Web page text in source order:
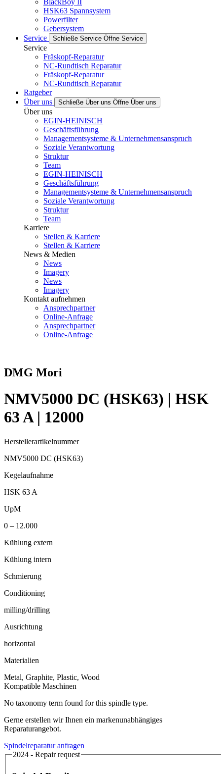
HSK63 Spannsystem
Powerfilter
Gebersystem
Service
Schließe Service Öffne Service
Service
Fräskopf-Reparatur
NC-Rundtisch Reparatur
Fräskopf-Reparatur
NC-Rundtisch Reparatur
Ratgeber
Über uns
Schließe Über uns Öffne Über uns
Über uns
EGIN-HEINISCH
Geschäftsführung
Managementsysteme & Unternehmensanspruch
Soziale Verantwortung
Struktur
Team
EGIN-HEINISCH
Geschäftsführung
Managementsysteme & Unternehmensanspruch
Soziale Verantwortung
Struktur
Team
Karriere
Stellen & Karriere
Stellen & Karriere
News & Medien
News
Imagery
News
Imagery
Kontakt aufnehmen
Ansprechpartner
Online-Anfrage
Ansprechpartner
Online-Anfrage
DMG Mori
NMV5000 DC (HSK63) | HSK
63 A | 12000
Herstellerartikelnummer
NMV5000 DC (HSK63)
Kegelaufnahme
HSK 63 A
UpM
0 – 12.000
Kühlung extern
Kühlung intern
Schmierung
Conditioning
milling/drilling
Ausrichtung
horizontal
Materialien
Metal, Graphite, Plastic, Wood
Kompatible Maschinen
No taxonomy term found for this spindle type.
Gerne erstellen wir Ihnen ein markenunabhängiges
Reparaturangebot.
Spindelreparatur anfragen
2024 - Repair request